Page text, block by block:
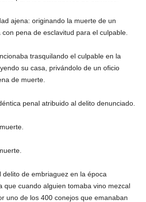
ajena: originando la muerte de un
pena de esclavitud para el culpable.
trasquilando el culpable en la
su casa, privándolo de un oficio
de muerte.
penal atribuido al delito denunciado.
delito de embriaguez en la época
que cuando alguien tomaba vino mezcal
uno de los 400 conejos que emanaban